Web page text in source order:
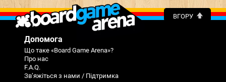
ВГОРУ
Допомога
Що таке «Board Game Arena»?
Про нас
F.A.Q.
Зв’яжіться з нами / Підтримка